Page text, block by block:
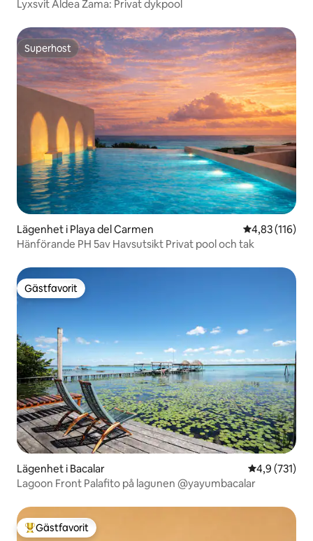
Lyxsvit Aldea Zama: Privat dykpool
Superhost
Superhost
Lägenhet i Playa del Carmen 4,83 av 5 i
4,83 (116)
Hänförande PH 5av Havsutsikt Privat pool och tak
Gästfavorit
Gästfavorit
Lägenhet i Bacalar 4,9 av 5 i
4,9 (731)
Lagoon Front Palafito på lagunen @yayumbacalar
Populär gästfavorit
Gästfavorit